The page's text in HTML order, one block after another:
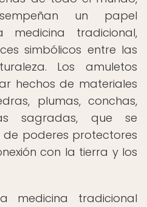
un papel
tradicional,
simbólicos entre las
Los amuletos
hechos de materiales
plumas, conchas,
sagradas, que se
poderes protectores
con la tierra y los
medicina tradicional